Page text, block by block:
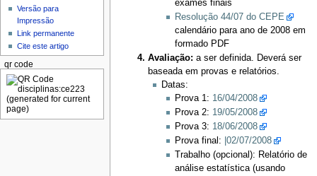
exames finais
Resolução 44/07 do CEPE
calendário para ano de 2008 em
formado PDF
Avaliação: a ser definida. Deverá ser
baseada em provas e relatórios.
Datas:
Prova 1: 16/04/2008
Prova 2: 19/05/2008
Prova 3: 18/06/2008
Prova final: |02/07/2008
Trabalho (opcional): Relatório de
análise estatística (usando
Versão para
Impressão
Link permanente
Cite este artigo
qr code